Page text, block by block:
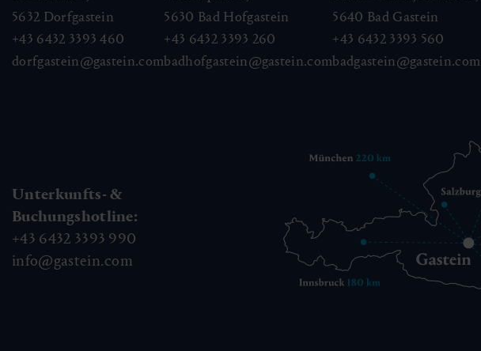
5632 Dorfgastein
+43 6432 3393 460
dorfgastein@gastein.com
5630 Bad Hofgastein
+43 6432 3393 260
badhofgastein@gastein.com
5640 Bad Gastein
+43 6432 3393 560
badgastein@gastein.com
Unterkunfts- &
Buchungshotline:
+43 6432 3393 990
info@gastein.com